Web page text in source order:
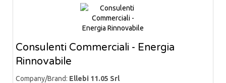
Consulenti Commerciali - Energia
Rinnovabile
Company/Brand: Ellebi 11.05 Srl